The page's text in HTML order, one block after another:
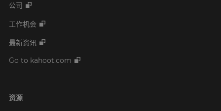
公司
工作机会
最新资讯
Go to kahoot.com
资源